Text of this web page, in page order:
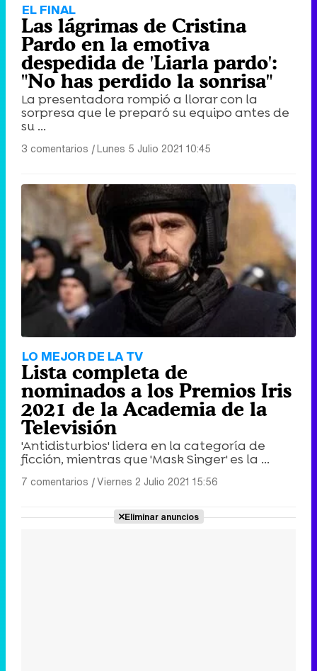
Tráiler de la tercera temporada de 'The Walking Dead: Dead City' de AMC+
EL FINAL
Las lágrimas de Cristina
Pardo en la emotiva
despedida de 'Liarla pardo':
"No has perdido la sonrisa"
La presentadora rompió a llorar con la
sorpresa que le preparó su equipo antes de
su ...
3 comentarios |Lunes 5 Julio 2021 10:45
LO MEJOR DE LA TV
Lista completa de
nominados a los Premios Iris
2021 de la Academia de la
Televisión
'Antidisturbios' lidera en la categoría de
ficción, mientras que 'Mask Singer' es la ...
7 comentarios |Viernes 2 Julio 2021 15:56
Eliminar anuncios